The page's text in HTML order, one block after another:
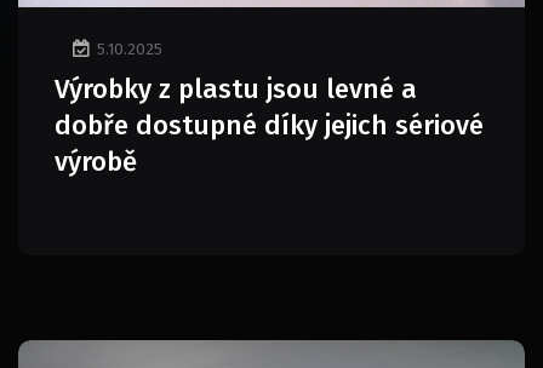
5.10.2025
Výrobky z plastu jsou levné a
dobře dostupné díky jejich sériové
výrobě